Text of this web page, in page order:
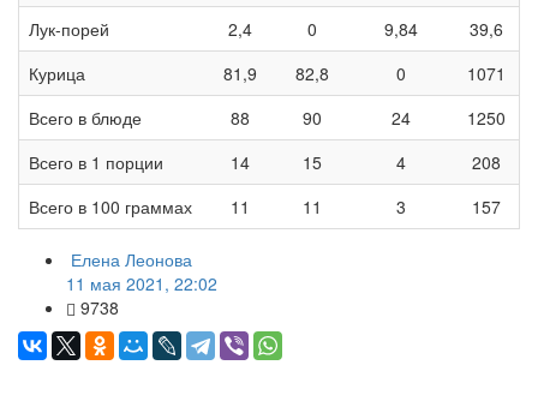
Лук-порей
2,4 0 9,84
39,6
Курица
81,9 82,8 0
1071
Всего в блюде
88 90 24
1250
Всего в 1 порции
14 15 4
208
Всего в 100 граммах
11 11 3 157
Елена Леонова
11 мая 2021, 22:02
9738